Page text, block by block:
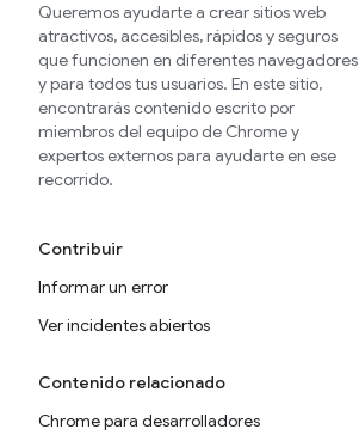
Queremos ayudarte a crear sitios web
atractivos, accesibles, rápidos y seguros
que funcionen en diferentes navegadores
y para todos tus usuarios. En este sitio,
encontrarás contenido escrito por
miembros del equipo de Chrome y
expertos externos para ayudarte en ese
recorrido.
Contribuir
Informar un error
Ver incidentes abiertos
Contenido relacionado
Chrome para desarrolladores